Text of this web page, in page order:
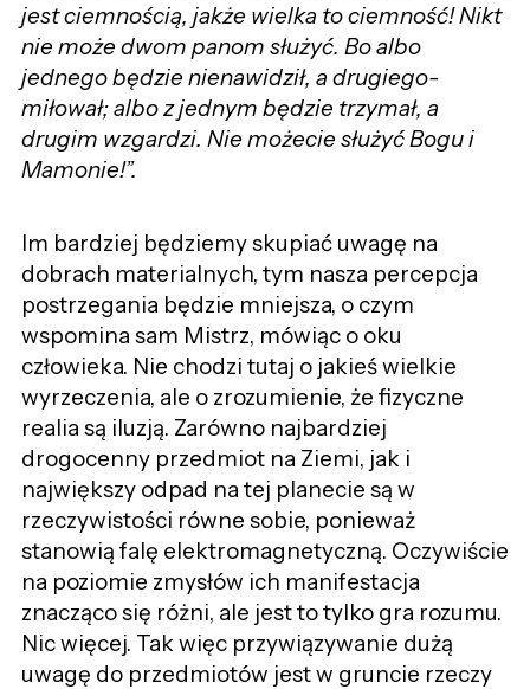
jest ciemnością, jakże wielka to ciemność! Nikt
nie może dwom panom służyć. Bo albo
jednego będzie nienawidził, a drugiego-
miłował; albo z jednym będzie trzymał, a
drugim wzgardzi. Nie możecie służyć Bogu i
Mamonie!”.
Im bardziej będziemy skupiać uwagę na
dobrach materialnych, tym nasza percepcja
postrzegania będzie mniejsza, o czym
wspomina sam Mistrz, mówiąc o oku
człowieka. Nie chodzi tutaj o jakieś wielkie
wyrzeczenia, ale o zrozumienie, że fizyczne
realia są iluzją. Zarówno najbardziej
drogocenny przedmiot na Ziemi, jak i
największy odpad na tej planecie są w
rzeczywistości równe sobie, ponieważ
stanowią falę elektromagnetyczną. Oczywiście
na poziomie zmysłów ich manifestacja
znacząco się różni, ale jest to tylko gra rozumu.
Nic więcej. Tak więc przywiązywanie dużą
uwagę do przedmiotów jest w gruncie rzeczy